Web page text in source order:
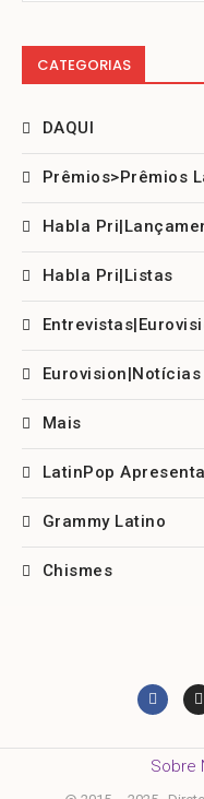
CATEGORIAS
DAQUI
Prêmios>Prêmios
Habla
Habla Pri|Listas
Eurovision|Notícias
Mais
LatinPop Apresenta
Grammy Latino
Chismes
Sobre